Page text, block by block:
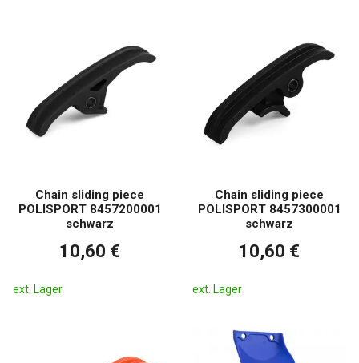
Chain sliding piece
POLISPORT 8457200001
schwarz
10,60 €
ext. Lager
Chain sliding piece
POLISPORT 8457300001
schwarz
10,60 €
ext. Lager